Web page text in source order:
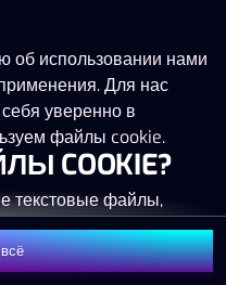
1 332 154 €
64 537 €
619 €Присоединиться
использовании нами
Для нас
уверенно в
файлы cookie.
COOKIE?
текстовые файлы,
устройстве (например,
или планшете)
Размещение